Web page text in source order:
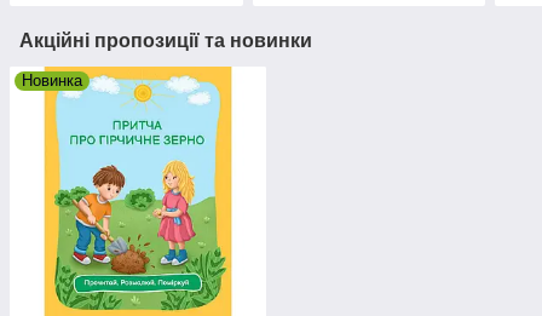
Акційні пропозиції та новинки
Новинка